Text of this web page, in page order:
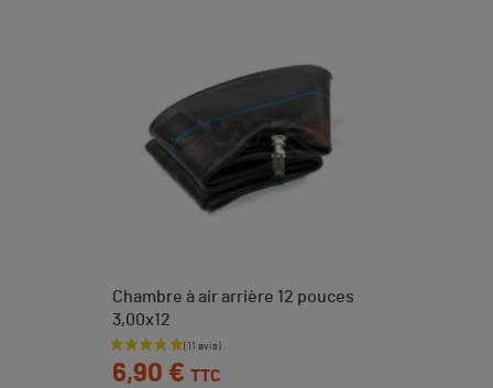
Chambre à air arrière 12 pouces
3,00x12
Prix
6,90 € TTC